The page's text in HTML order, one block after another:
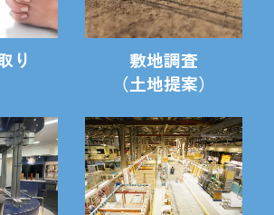
り
敷地調査
（土地提案）